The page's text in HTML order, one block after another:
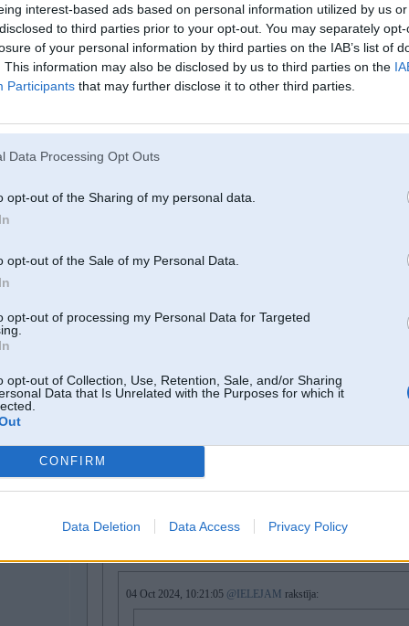
interest-based ads based on personal information utilized by us
to third parties prior to your opt-out. You may separately
of your personal information by third parties on the IAB’s list of
This information may also be disclosed by us to third parties on the
Participants that may further disclose it to other third parties.
Data Processing Opt Outs
opt-out of the Sharing of my personal data.
opt-out of the Sale of my Personal Data.
opt-out of processing my Personal Data for Targeted
opt-out of Collection, Use, Retention, Sale, and/or Sharing
Data that Is Unrelated with the Purposes for which it
CONFIRM
Data Deletion Data Access Privacy Policy
[ Šo ziņu laboja Amphiney, 05 Oct 2024, 14:45:44 ]
05. Oct 2024, 16:03
Mikstie
Kāds diez stādās priekšā, kas būtu, ja pirāti tiktu pie tādiem jūras droniem
06. Oct 2024, 10:54
04 Oct 2024, 13:08:40 @Lafter rakstīja:
04 Oct 2024, 10:21:05 @IELEJAM rakstīja: